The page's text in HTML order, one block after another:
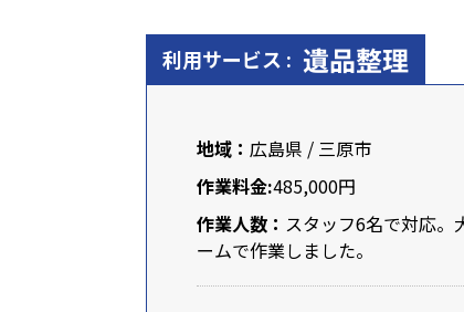
利用サービス : 遺品整理
地域： 広島県 / 三原市
作業料金:485,000円
作業人数： スタッフ6名で対応。
ームで作業しました。